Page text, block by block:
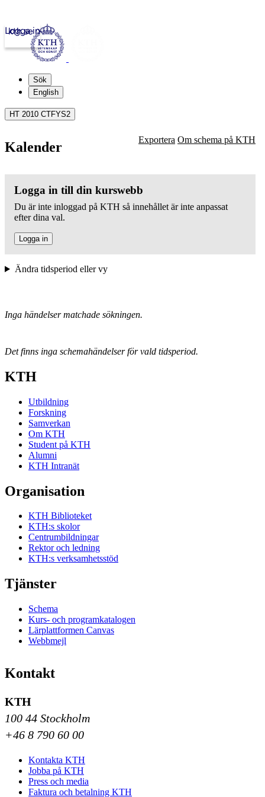
kth.se
Logga in
Sök
English
HT 2010 CTFYS2
Kalender Exportera Om schema på KTH
Logga in till din kurswebb
Du är inte inloggad på KTH så innehållet är inte anpassat
efter dina val.
Logga in
Ändra tidsperiod eller vy
Inga händelser matchade sökningen.
Det finns inga schemahändelser för vald tidsperiod.
KTH
Utbildning
Forskning
Samverkan
Om KTH
Student på KTH
Alumni
KTH Intranät
Organisation
KTH Biblioteket
KTH:s skolor
Centrumbildningar
Rektor och ledning
KTH:s verksamhetsstöd
Tjänster
Schema
Kurs- och programkatalogen
Lärplattformen Canvas
Webbmejl
Kontakt
KTH
100 44 Stockholm
+46 8 790 60 00
Kontakta KTH
Jobba på KTH
Press och media
Faktura och betalning KTH